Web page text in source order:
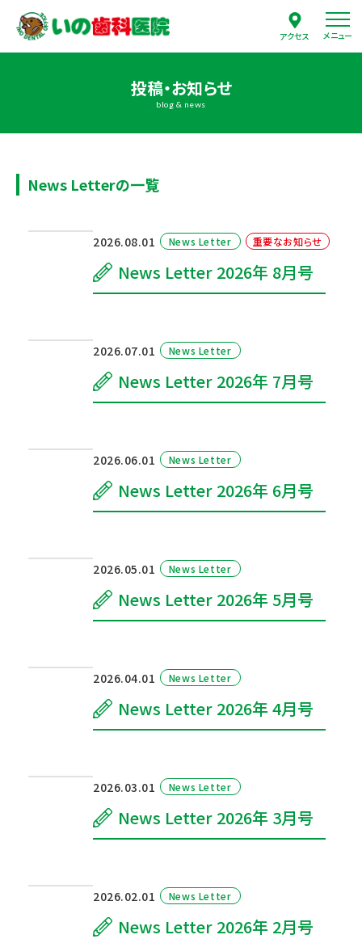
アクセス メニュー
投稿・お知らせ
blog & news
News Letterの一覧
2026.08.01 News Letter 重要なお知らせ
News Letter 2026年 8月号
2026.07.01 News Letter
News Letter 2026年 7月号
2026.06.01 News Letter
News Letter 2026年 6月号
2026.05.01 News Letter
News Letter 2026年 5月号
2026.04.01 News Letter
News Letter 2026年 4月号
2026.03.01 News Letter
News Letter 2026年 3月号
2026.02.01 News Letter
News Letter 2026年 2月号